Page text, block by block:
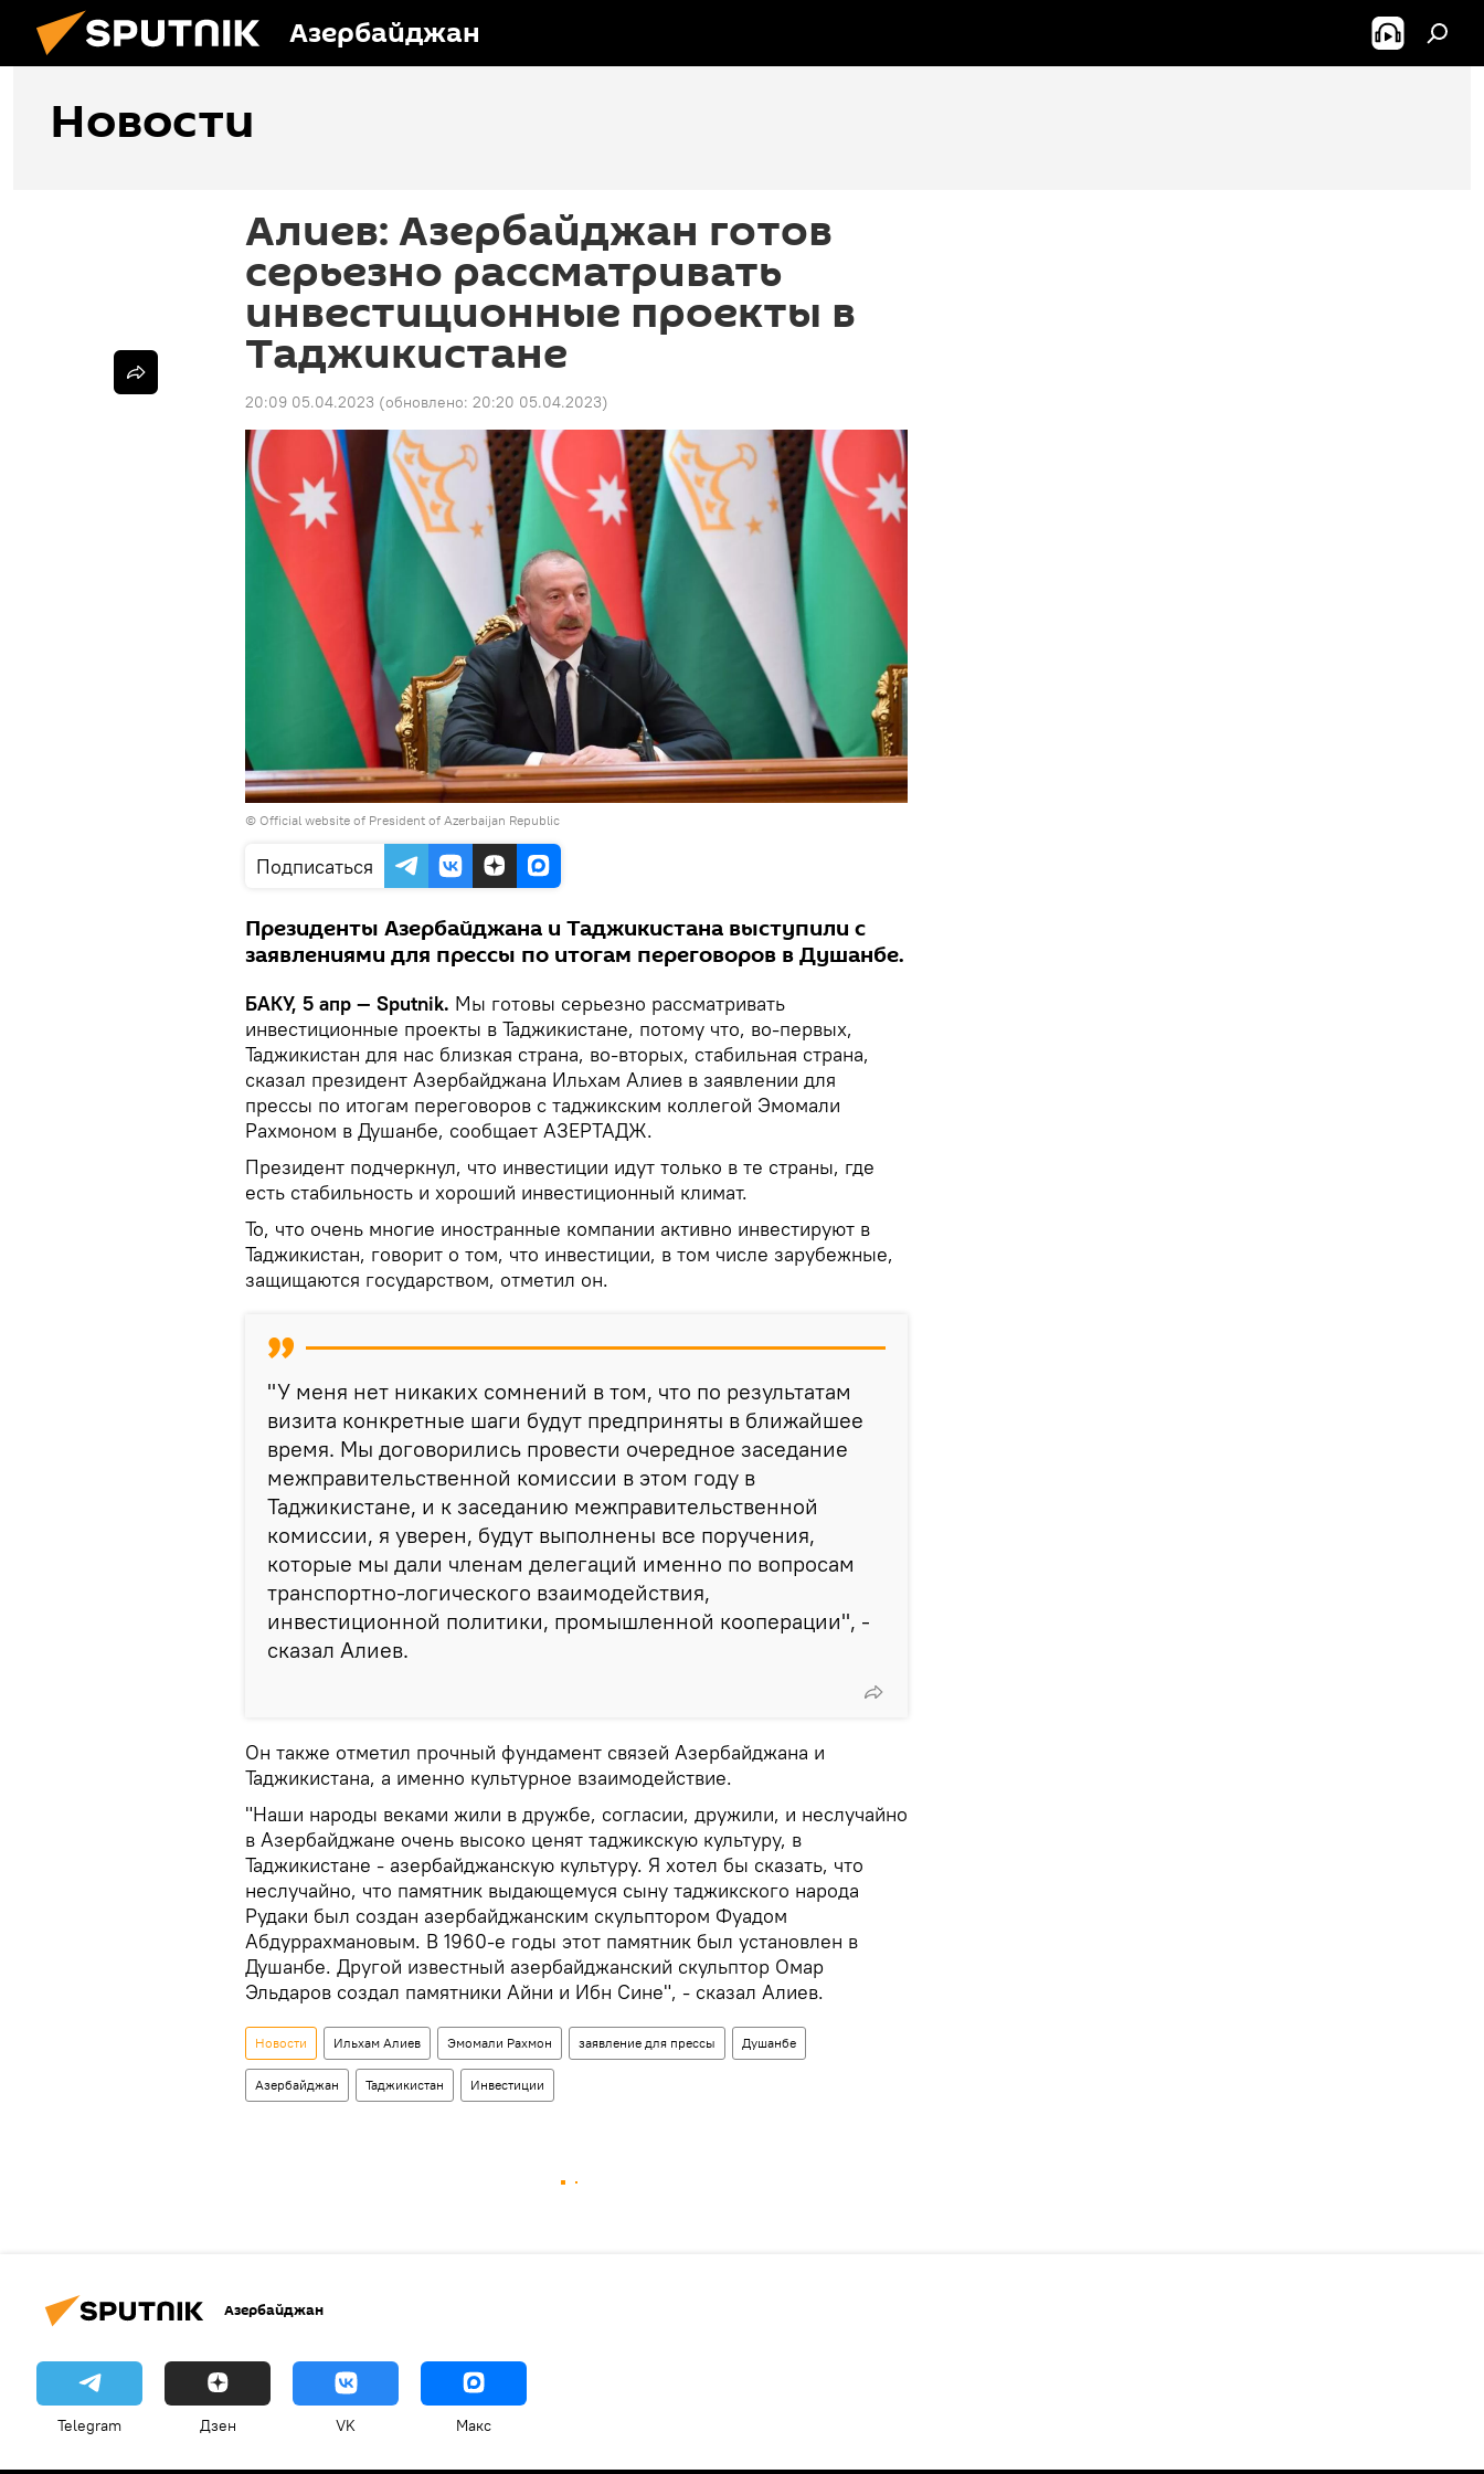
Азербайджан
Новости
Алиев: Азербайджан готов
серьезно рассматривать
инвестиционные проекты в
Таджикистане
20:09 05.04.2023 (обновлено: 20:20 05.04.2023)
© Official website of President of Azerbaijan Republic
Подписаться
Президенты Азербайджана и Таджикистана выступили с
заявлениями для прессы по итогам переговоров в Душанбе.
БАКУ, 5 апр — Sputnik. Мы готовы серьезно рассматривать
инвестиционные проекты в Таджикистане, потому что, во-первых,
Таджикистан для нас близкая страна, во-вторых, стабильная страна,
сказал президент Азербайджана Ильхам Алиев в заявлении для
прессы по итогам переговоров с таджикским коллегой Эмомали
Рахмоном в Душанбе, сообщает АЗЕРТАДЖ.
Президент подчеркнул, что инвестиции идут только в те страны, где
есть стабильность и хороший инвестиционный климат.
То, что очень многие иностранные компании активно инвестируют в
Таджикистан, говорит о том, что инвестиции, в том числе зарубежные,
защищаются государством, отметил он.
"У меня нет никаких сомнений в том, что по результатам
визита конкретные шаги будут предприняты в ближайшее
время. Мы договорились провести очередное заседание
межправительственной комиссии в этом году в
Таджикистане, и к заседанию межправительственной
комиссии, я уверен, будут выполнены все поручения,
которые мы дали членам делегаций именно по вопросам
транспортно-логического взаимодействия,
инвестиционной политики, промышленной кооперации", -
сказал Алиев.
Он также отметил прочный фундамент связей Азербайджана и
Таджикистана, а именно культурное взаимодействие.
"Наши народы веками жили в дружбе, согласии, дружили, и неслучайно
в Азербайджане очень высоко ценят таджикскую культуру, в
Таджикистане - азербайджанскую культуру. Я хотел бы сказать, что
неслучайно, что памятник выдающемуся сыну таджикского народа
Рудаки был создан азербайджанским скульптором Фуадом
Абдуррахмановым. В 1960-е годы этот памятник был установлен в
Душанбе. Другой известный азербайджанский скульптор Омар
Эльдаров создал памятники Айни и Ибн Сине", - сказал Алиев.
Новости Ильхам Алиев Эмомали Рахмон заявление для прессы Душанбе
Азербайджан Таджикистан Инвестиции
Азербайджан
Telegram Дзен VK Макс